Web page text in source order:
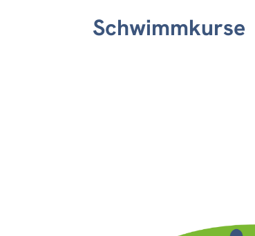
Schwimmkurse